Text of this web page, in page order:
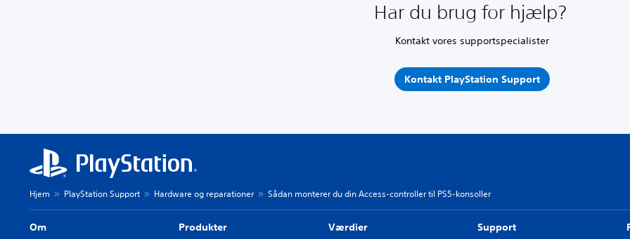
Har du brug for hjælp?
Kontakt vores supportspecialister
Kontakt PlayStation Support
Hjem PlayStation Support Hardware og reparationer Sådan monterer du din Access-controller til PS5-konsoller
Om Produkter Værdier Support